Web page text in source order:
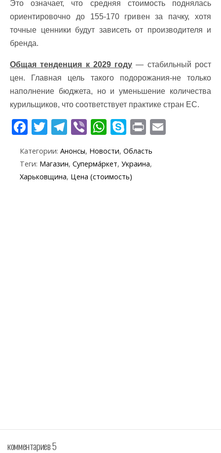
Это означает, что средняя стоимость поднялась
ориентировочно до 155-170 гривен за пачку, хотя
точные ценники будут зависеть от производителя и
бренда.
Общая тенденция к 2029 году — стабильный рост
цен. Главная цель такого подорожания-не только
наполнение бюджета, но и уменьшение количества
курильщиков, что соответствует практике стран ЕС.
F
e
b
T
itt
er
T
e
gr
Vi
er
W
at
s
S
k
y
p
Pr
t
Категории: Анонсы, Новости, Область
Теги: Магазин, Суперма́ркет, Украина,
Харьковщина, Цена (стоимость)
комментариев 5